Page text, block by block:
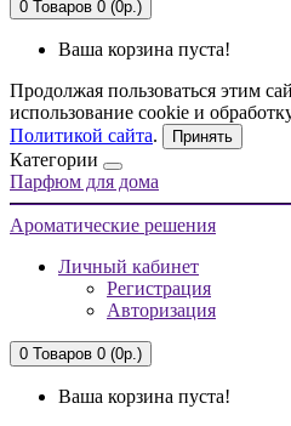
0 Товаров 0 (0р.)
Ваша корзина пуста!
Продолжая пользоваться этим
использование cookie и
Политикой сайта. Принять
Категории
Парфюм для дома
Ароматические решения
Личный кабинет
Регистрация
Авторизация
0 Товаров 0 (0р.)
Ваша корзина пуста!